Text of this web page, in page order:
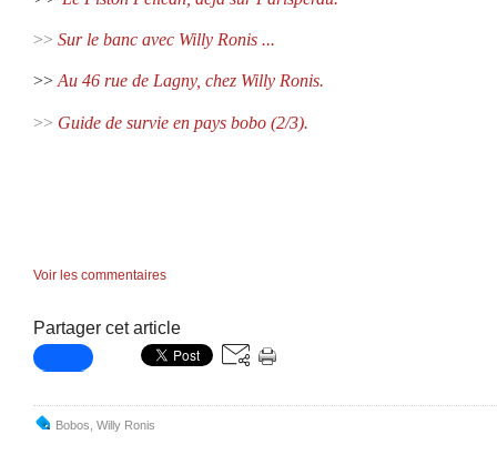
>> Sur le banc avec Willy Ronis ...
>> Au 46 rue de Lagny, chez Willy Ronis.
>> Guide de survie en pays bobo (2/3).
Voir les commentaires
Partager cet article
Bobos Willy Ronis